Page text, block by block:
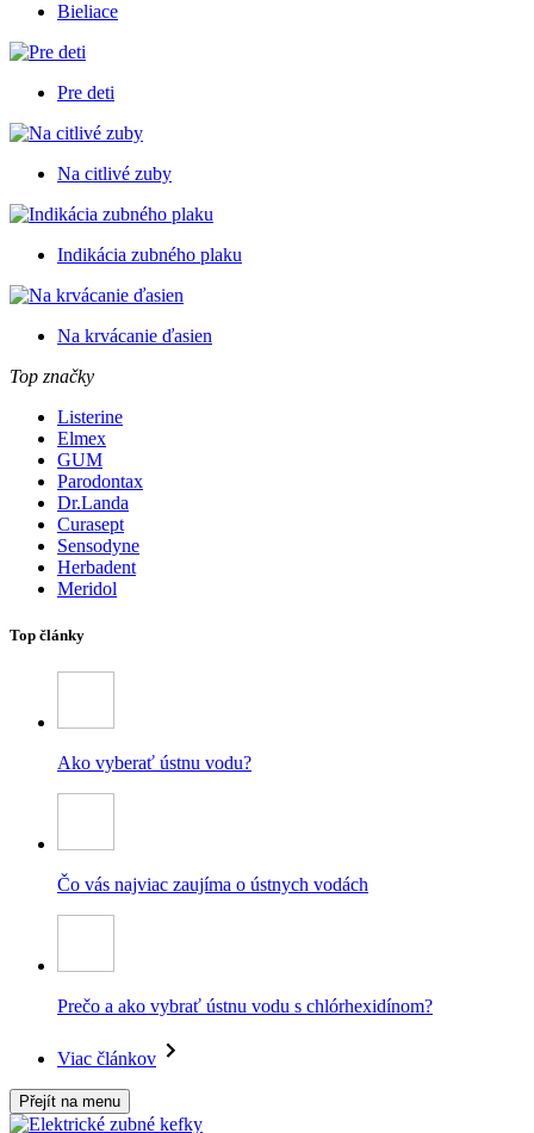
Bieliace
Pre deti
Na citlivé zuby
Indikácia zubného plaku
Na krvácanie ďasien
Top značky
Listerine
Elmex
GUM
Parodontax
Dr.Landa
Curasept
Sensodyne
Herbadent
Meridol
Top články
Ako vyberať ústnu vodu?
Čo vás najviac zaujíma o ústnych vodách
Prečo a ako vybrať ústnu vodu s chlórhexidínom?
Viac článkov
Přejít na menu